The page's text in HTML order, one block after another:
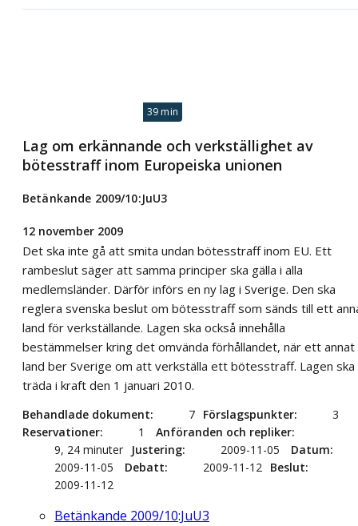
39 min
Lag om erkännande och verkställighet av
bötesstraff inom Europeiska unionen
Betänkande 2009/10:JuU3
12 november 2009
Det ska inte gå att smita undan bötesstraff inom EU. Ett
rambeslut säger att samma principer ska gälla i alla
medlemsländer. Därför införs en ny lag i Sverige. Den ska
reglera svenska beslut om bötesstraff som sänds till ett
land för verkställande. Lagen ska också innehålla
bestämmelser kring det omvända förhållandet, när ett annat
land ber Sverige om att verkställa ett bötesstraff. Lagen ska
träda i kraft den 1 januari 2010.
Behandlade dokument 7 Förslagspunkter
3
Reservationer
1
Anföranden och repliker
9, 24 minuter
Justering 2009-11-05
Datum
2009-11-05
Debatt 2009-11-12
Beslut
2009-11-12
Betänkande 2009/10:JuU3